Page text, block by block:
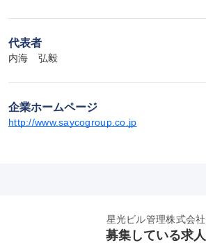
代表者
内海　弘毅
企業ホームページ
http://www.saycogroup.co.jp
星光ビル管理株式会社
募集している求人